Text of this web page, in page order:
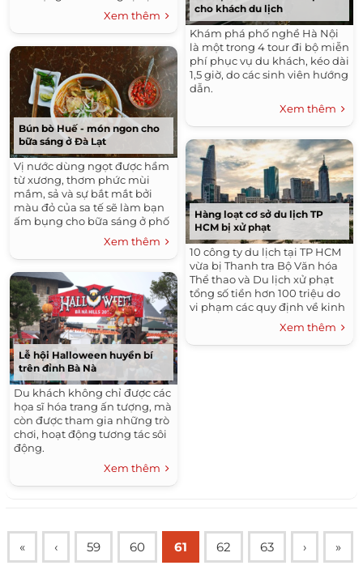
biệt hay không gian đậm
Xem thêm
Bún bò Huế - món ngon cho
bữa sáng ở Đà Lạt
Vị nước dùng ngọt được hầm
từ xương, thơm phức mùi
mắm, sả và sự bắt mắt bởi
màu đỏ của sa tế sẽ làm bạn
ấm bụng cho bữa sáng ở phố
Xem thêm
Lễ hội Halloween huyền bí
trên đỉnh Bà Nà
Du khách không chỉ được các
họa sĩ hóa trang ấn tượng, mà
còn được tham gia những trò
chơi, hoạt động tương tác sôi
động.
Xem thêm
cho khách du lịch
Khám phá phố nghề Hà Nội
là một trong 4 tour đi bộ miễn
phí phục vụ du khách, kéo dài
1,5 giờ, do các sinh viên hướng
dẫn.
Xem thêm
Hàng loạt cơ sở du lịch TP
HCM bị xử phạt
10 công ty du lịch tại TP HCM
vừa bị Thanh tra Bộ Văn hóa
Thể thao và Du lịch xử phạt
tổng số tiền hơn 100 triệu do
vi phạm các quy định về kinh
Xem thêm
« ‹ 59 60 61 62 63 › »